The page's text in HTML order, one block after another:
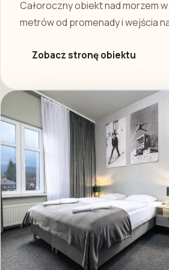
Całoroczny obiekt nad morzem w
metrów od promenady i wejścia
Zobacz stronę obiektu